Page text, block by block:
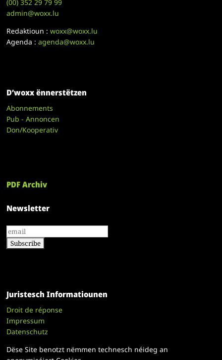
(00)352 29 79 99
admin@woxx.lu
Redaktioun :woxx@woxx.lu
Agenda :agenda@woxx.lu
D’woxx ënnerstëtzen
Abonnements
Pub - Annoncen
Don/Kooperativ
PDF Archiv
Newsletter
Juristesch Informatiounen
Droit de réponse
Impressum
Datenschutz
Dëse Site benotzt nëmmen technesch néideg an